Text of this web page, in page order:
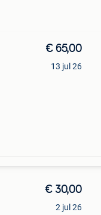
€ 65,00
13 jul 26
€ 30,00
2 jul 26